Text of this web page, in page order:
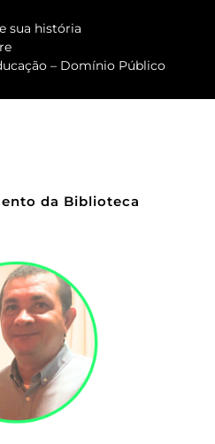
sua história
– Domínio Público
da Biblioteca